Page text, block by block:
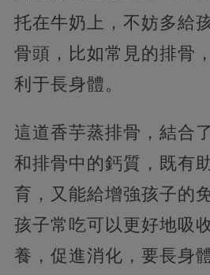
托在牛奶上，不妨多給
骨頭，比如常見的排骨
利于長身體。
這道香芋蒸排骨，結合
和排骨中的鈣質，既有
育，又能給增強孩子的
孩子常吃可以更好地吸
養，促進消化，要長身